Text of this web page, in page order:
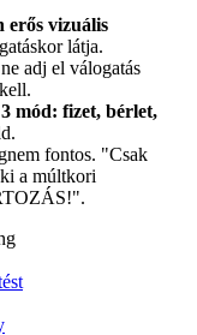
erős vizuális
látja.
adj el válogatás
mód: fizet, bérlet,
fontos. "Csak
a múltkori